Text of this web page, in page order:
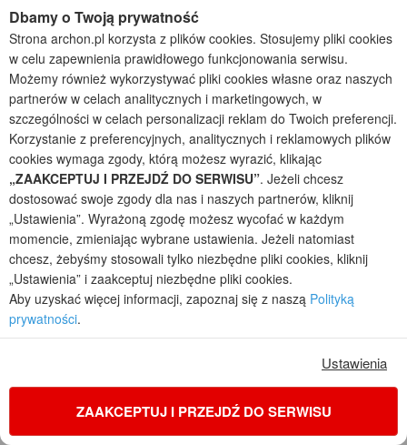
zdjęcie 21 z 22 zdjęcie 22 z 22
Zobacz projekt
Dom w przebiśniegach 3 (G2) - realizacja 2 (w
lustrzanym odbiciu)
Dbamy o Twoją prywatność
Strona archon.pl korzysta z plików cookies. Stosujemy pliki cookies
w celu zapewnienia prawidłowego funkcjonowania serwisu.
Możemy również wykorzystywać pliki cookies własne oraz naszych
partnerów w celach analitycznych i marketingowych, w
szczególności w celach personalizacji reklam do Twoich preferencji.
Korzystanie z preferencyjnych, analitycznych i reklamowych plików
cookies wymaga zgody, którą możesz wyrazić, klikając
„ZAAKCEPTUJ I PRZEJDŹ DO SERWISU”. Jeżeli chcesz
dostosować swoje zgody dla nas i naszych partnerów, kliknij
„Ustawienia”. Wyrażoną zgodę możesz wycofać w każdym
momencie, zmieniając wybrane ustawienia. Jeżeli natomiast
chcesz, żebyśmy stosowali tylko niezbędne pliki cookies, kliknij
„Ustawienia” i zaakceptuj niezbędne pliki cookies.
Aby uzyskać więcej informacji, zapoznaj się z naszą Polityką
prywatności.
Ustawienia
ZAAKCEPTUJ I PRZEJDŹ DO SERWISU